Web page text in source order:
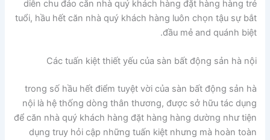
diễn chu đáo căn nhà quý khách hàng đặt hàng hàng trẻ
tuổi, hầu hết căn nhà quý khách hàng luôn chọn tậu sự bắt
đầu mẻ and quánh biệt.
Các tuấn kiệt thiết yếu của sàn bất động sản hà nội
trong số hầu hết điểm tuyệt vời của sàn bất động sản hà
nội là hệ thống dòng thân thương, được sở hữu tác dụng
để căn nhà quý khách hàng đặt hàng hàng dường như tiện
dụng truy hỏi cập những tuấn kiệt nhưng mà hoàn toàn